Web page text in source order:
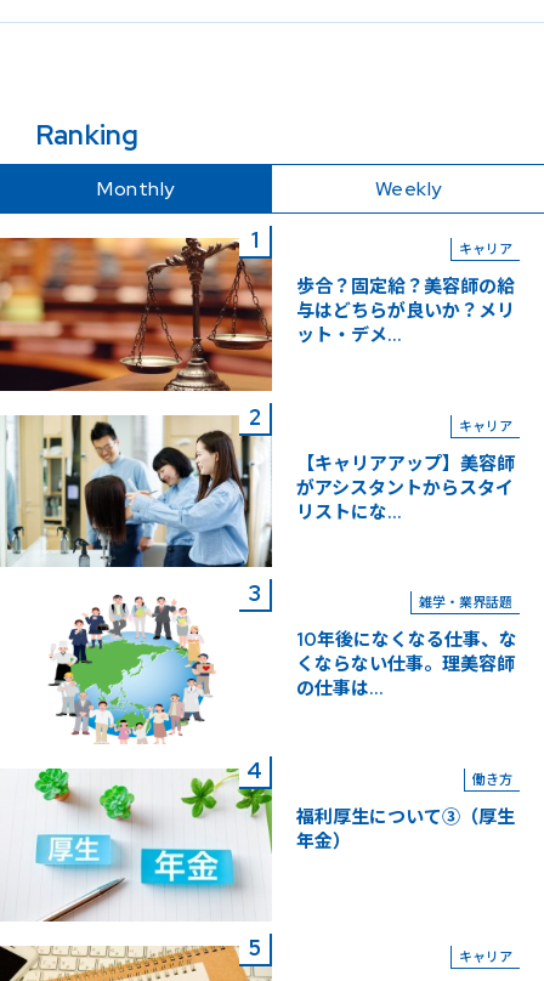
Ranking
Monthly Weekly
キャリア
歩合？固定給？美容師の給
与はどちらが良いか？メリ
ット・デメ...
キャリア
【キャリアアップ】美容師
がアシスタントからスタイ
リストにな...
雑学・業界話題
10年後になくなる仕事、な
くならない仕事。理美容師
の仕事は...
働き方
福利厚生について③（厚生
年金）
キャリア